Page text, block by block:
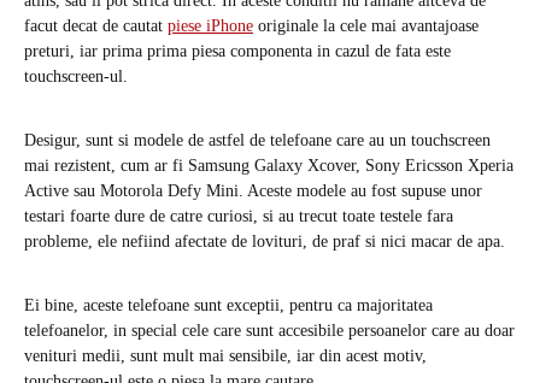
facut decat de cautat piese iPhone originale la cele mai avantajoase
preturi, iar prima prima piesa componenta in cazul de fata este
touchscreen-ul.
Desigur, sunt si modele de astfel de telefoane care au un touchscreen
mai rezistent, cum ar fi Samsung Galaxy Xcover, Sony Ericsson Xperia
Active sau Motorola Defy Mini. Aceste modele au fost supuse unor
testari foarte dure de catre curiosi, si au trecut toate testele fara
probleme, ele nefiind afectate de lovituri, de praf si nici macar de apa.
Ei bine, aceste telefoane sunt exceptii, pentru ca majoritatea
telefoanelor, in special cele care sunt accesibile persoanelor care au doar
venituri medii, sunt mult mai sensibile, iar din acest motiv,